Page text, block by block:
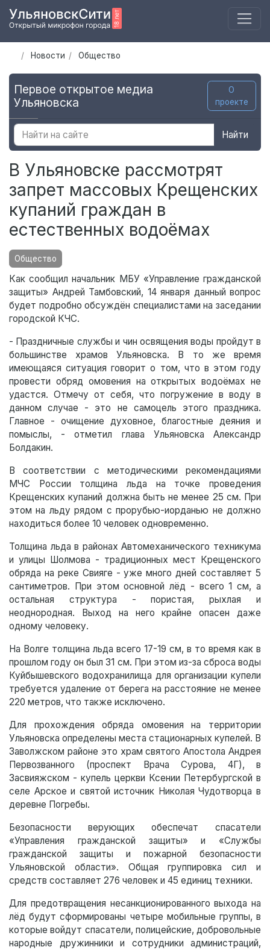
Новости Общество
Первое открытое медиа
Ульяновска
О
проекте
Найти
В Ульяновске рассмотрят
запрет массовых Крещенских
купаний граждан в
естественных водоёмах
Общество
Как сообщил начальник МБУ «Управление гражданской
защиты» Андрей Тамбовский, 14 января данный вопрос
будет подробно обсуждён специалистами на заседании
городской КЧС.
- Праздничные службы и чин освящения воды пройдут в
большинстве храмов Ульяновска. В то же время
имеющаяся ситуация говорит о том, что в этом году
провести обряд омовения на открытых водоёмах не
удастся. Отмечу от себя, что погружение в воду в
данном случае - это не самоцель этого праздника.
Главное - очищение духовное, благостные деяния и
помыслы, - отметил глава Ульяновска Александр
Болдакин.
В соответствии с методическими рекомендациями
МЧС России толщина льда на точке проведения
Крещенских купаний должна быть не менее 25 см. При
этом на льду рядом с прорубью-иорданью не должно
находиться более 10 человек одновременно.
Толщина льда в районах Автомеханического техникума
и улицы Шолмова - традиционных мест Крещенского
обряда на реке Свияге - уже много дней составляет 5
сантиметров. При этом основной лёд - всего 1 см, а
остальная структура - пористая, рыхлая и
неоднородная. Выход на него крайне опасен даже
одному человеку.
На Волге толщина льда всего 17-19 см, в то время как в
прошлом году он был 31 см. При этом из-за сброса воды
Куйбышевского водохранилища для организации купели
требуется удаление от берега на расстояние не менее
220 метров, что также исключено.
Для прохождения обряда омовения на территории
Ульяновска определены места стационарных купелей. В
Заволжском районе это храм святого Апостола Андрея
Первозванного (проспект Врача Сурова, 4Г), в
Засвияжском - купель церкви Ксении Петербургской в
селе Арское и святой источник Николая Чудотворца в
деревне Погребы.
Безопасности верующих обеспечат спасатели
«Управления гражданской защиты» и «Службы
гражданской защиты и пожарной безопасности
Ульяновской области». Общая группировка сил и
средств составляет 276 человек и 45 единиц техники.
Для предотвращения несанкционированного выхода на
лёд будут сформированы четыре мобильные группы, в
которые войдут спасатели, полицейские, добровольные
народные дружинники и сотрудники администраций,